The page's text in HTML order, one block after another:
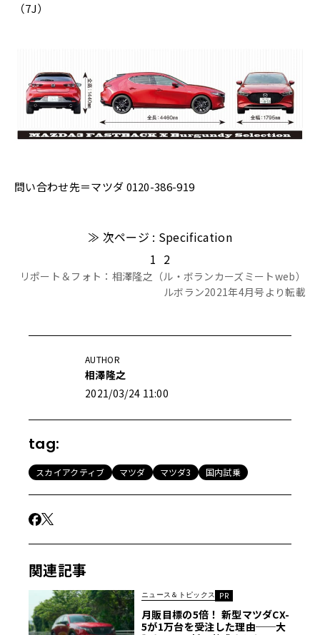
（7J）
問い合わせ先＝マツダ 0120-386-919
≫ 次ページ : Specification
1 2
リポート＆フォト：相澤隆之（ル・ボランカーズミートweb）
ルボラン2021年4月号より転載
AUTHOR
相澤隆之
2021/03/24 11:00
tag:
スカイアクティブ マツダ マツダ3 国内試乗
関連記事
ニュース＆トピックス PR
月販目標の5倍！ 新型マツダCX-
5が1万台を受注した理由──大